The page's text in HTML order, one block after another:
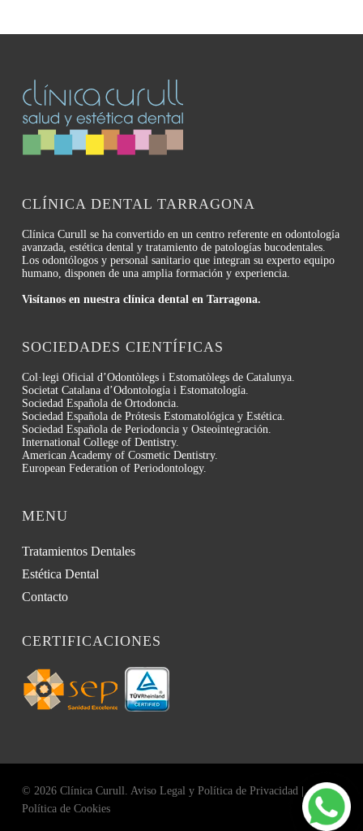
CLÍNICA DENTAL TARRAGONA
Clínica Curull se ha convertido en un centro referente en odontología
avanzada, estética dental y tratamiento de patologías bucodentales.
Los odontólogos y personal sanitario que integran su experto equipo
humano, disponen de una amplia formación y experiencia.
Visítanos en nuestra clínica dental en Tarragona.
SOCIEDADES CIENTÍFICAS
Col·legi Oficial d’Odontòlegs i Estomatòlegs de Catalunya.
Societat Catalana d’Odontología i Estomatología.
Sociedad Española de Ortodoncia.
Sociedad Española de Prótesis Estomatológica y Estética.
Sociedad Española de Periodoncia y Osteointegración.
International College of Dentistry.
American Academy of Cosmetic Dentistry.
European Federation of Periodontology.
MENU
Tratamientos Dentales
Estética Dental
Contacto
CERTIFICACIONES
© 2026 Clínica Curull. Aviso Legal y Política de Privacidad|
Política de Cookies